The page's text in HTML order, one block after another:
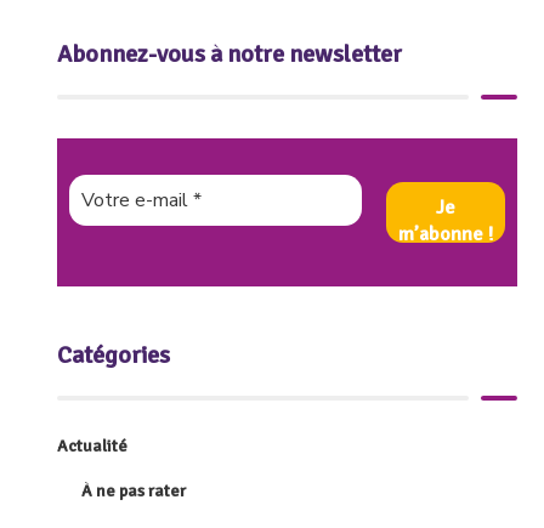
Abonnez-vous à notre newsletter
Catégories
Actualité
À ne pas rater